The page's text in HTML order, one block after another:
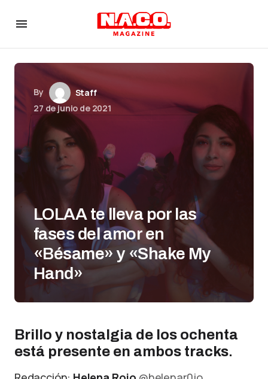
By
Staff
27 de junio de 2021
LOLAA te lleva por las
fases del amor en
«Bésame» y «Shake My
Hand»
Brillo y nostalgia de los ochenta
está presente en ambos tracks.